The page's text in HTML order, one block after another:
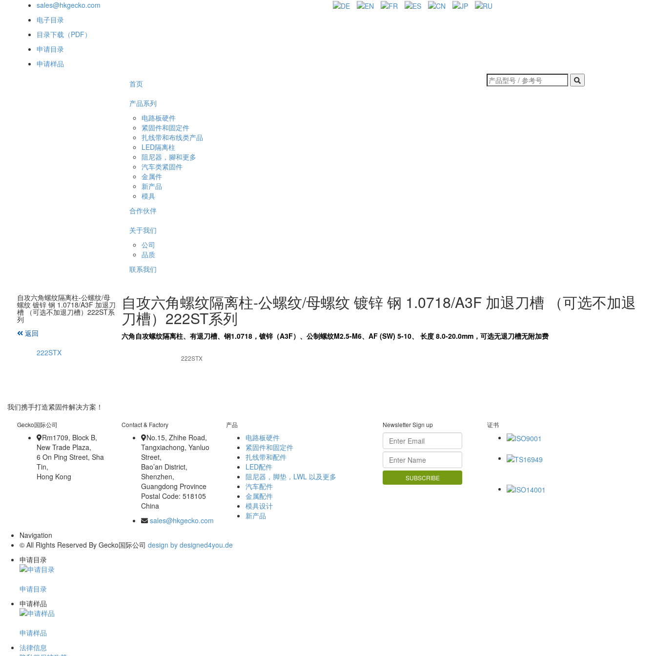
sales@hkgecko.com
电子目录
目录下载（PDF）
申请目录
申请样品
首页
产品系列
电路板硬件
紧固件和固定件
扎线带和布线类产品
LED隔离柱
阻尼器，腳和更多
汽车类紧固件
金属件
新产品
模具
合作伙伴
关于我们
公司
品质
联系我们
自攻六角螺纹隔离柱-公螺纹/母
螺纹 镀锌 钢 1.0718/A3F 加退刀
槽 （可选不加退刀槽）222ST系
列
返回
222STX
自攻六角螺纹隔离柱-公螺纹/母螺纹 镀锌 钢 1.0718/A3F 加退刀槽 （可选不加退
刀槽）222ST系列
六角自攻螺纹隔离柱、有退刀槽、钢1.0718，镀锌（A3F）、公制螺纹M2.5-M6、AF (SW) 5-10、 长度 8.0-20.0mm，可选无退刀槽无附加费
222STX
我们携手打造紧固件解决方案！
Gecko国际公司
Rm1709, Block B,
New Trade Plaza,
6 On Ping Street, Sha
Tin,
Hong Kong
Contact & Factory
No.15, Zhihe Road,
Tangxiachong, Yanluo
Street,
Bao’an District,
Shenzhen,
Guangdong Province
Postal Code: 518105
China
sales@hkgecko.com
产品
电路板硬件
紧固件和固定件
扎线带和配件
LED配件
阻尼器，脚垫，LWL 以及更多
汽车配件
金属配件
模具设计
新产品
Newsletter Sign up 证书
Navigation
© All Rights Reserved By Gecko国际公司 design by designed4you.de
申请目录
申请目录
申请样品
申请样品
法律信息